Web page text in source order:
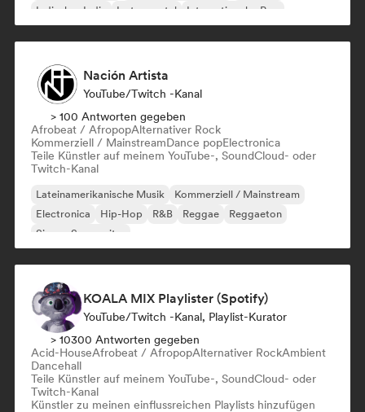
Indisches Indie
Instrumental Internationaler Pop
Nación Artista
YouTube/Twitch -Kanal
> 100 Antworten gegeben
Afrobeat / AfropopAlternativer Rock
Kommerziell / MainstreamDance popElectronica
Teile Künstler auf meinem YouTube-, SoundCloud- oder
Twitch-Kanal
Lateinamerikanische Musik
Kommerziell / Mainstream
Electronica
Hip-Hop R&B Reggae
Reggaeton
Singer-Songwriter
KOALA MIX Playlister (Spotify)
YouTube/Twitch -Kanal, Playlist-Kurator
> 10300 Antworten gegeben
Acid-HouseAfrobeat / AfropopAlternativer RockAmbient
Dancehall
Teile Künstler auf meinem YouTube-, SoundCloud- oder
Twitch-Kanal
Künstler zu meinen einflussreichen Playlists hinzufügen